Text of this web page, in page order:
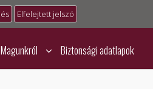
Elfelejtett jelszó
Magunkról Biztonsági adatlapok